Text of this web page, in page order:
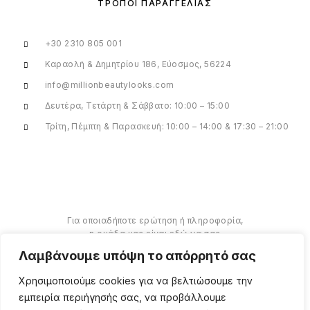
Λαμβάνουμε υπόψη το απόρρητό σας
Χρησιμοποιούμε cookies για να βελτιώσουμε την
εμπειρία περιήγησής σας, να προβάλλουμε
ΤΡΌΠΟΙ ΠΑΡΑΓΓΕΛΊΑΣ
+30 2310 805 001
Καραολή & Δημητρίου 186, Εύοσμος, 56224
info@millionbeautylooks.com
Δευτέρα, Τετάρτη & Σάββατο: 10:00 – 15:00
Τρίτη, Πέμπτη & Παρασκευή: 10:00 – 14:00 & 17:30 – 21:00
Για οποιαδήποτε ερώτηση ή πληροφορία,
η ομάδα μας είναι εδώ να σας
βοηθήσουμε.
ΠΕΡΙΣΣΌΤΕΡΑ